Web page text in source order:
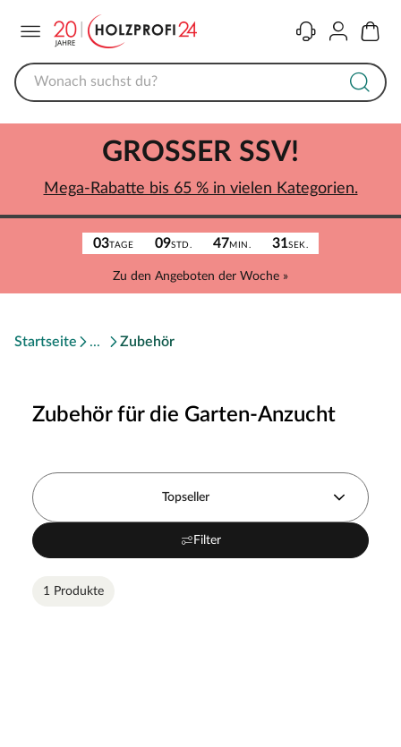
KontaktKonto
03TAGE 09STD. 47MIN. 31SEK.
Zu den Angeboten der Woche »
GROSSER SSV!
Mega-Rabatte bis 65 % in vielen Kategorien.
Startseite Zubehör
Zubehör für die Garten-Anzucht
Topseller
Filter
1 Produkte